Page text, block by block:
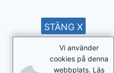
Vi använder
cookies på denna
webbplats. Läs
STÄNG X